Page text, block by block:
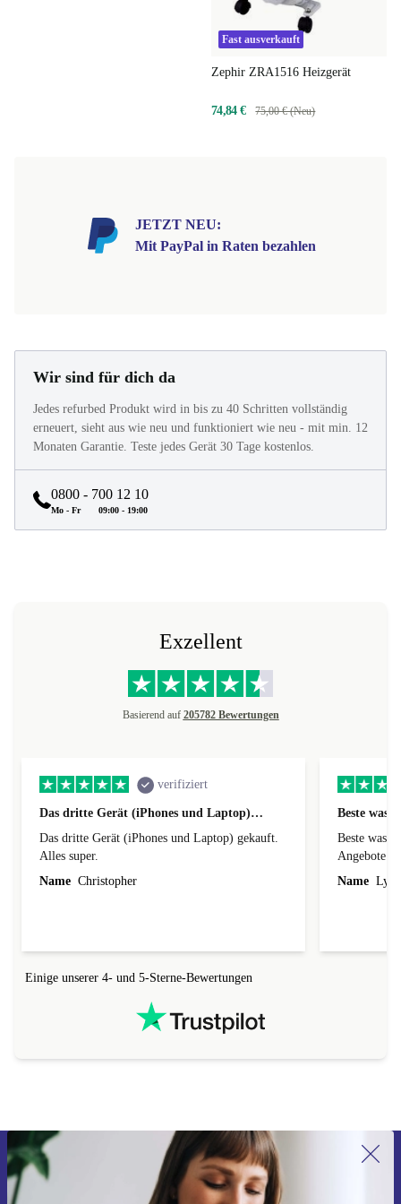
Fast ausverkauft
Zephir ZRA1516 Heizgerät
74,84 € 75,00 € (Neu)
JETZT NEU:
Mit PayPal in Raten bezahlen
Wir sind für dich da
Jedes refurbed Produkt wird in bis zu 40 Schritten vollständig
erneuert, sieht aus wie neu und funktioniert wie neu - mit min. 12
Monaten Garantie. Teste jedes Gerät 30 Tage kostenlos.
0800 - 700 12 10
Mo - Fr 09:00 - 19:00
Exzellent
Basierend auf 205782 Bewertungen
verifiziert
Das dritte Gerät (iPhones und Laptop)…
Das dritte Gerät (iPhones und Laptop) gekauft.
Alles super.
Name Christopher
Beste was
Beste was gibst super billige Preise und
Angebote
Name
Einige unserer 4- und 5-Sterne-Bewertungen
Erstmals zum Newsletter anmelden,
15 € sparen!